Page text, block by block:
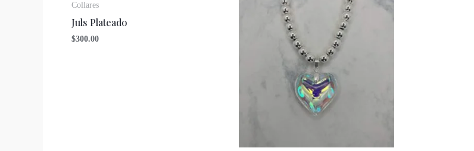
Collares
Juls Plateado
$300.00